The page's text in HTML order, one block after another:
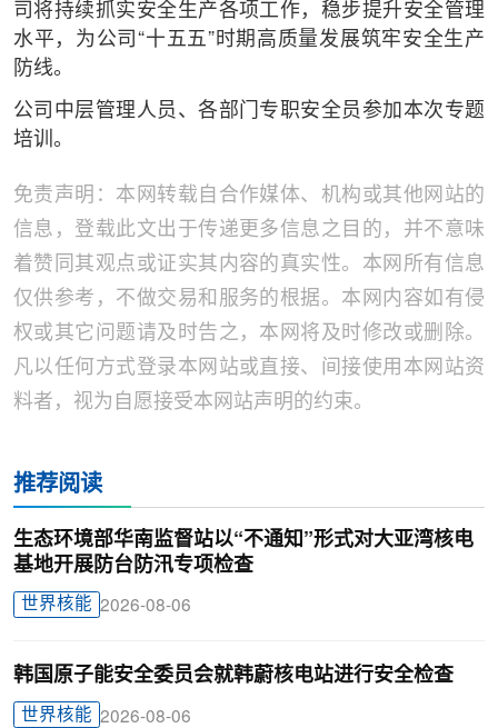
司将持续抓实安全生产各项工作，稳步提升安全管理
水平，为公司“十五五”时期高质量发展筑牢安全生产
防线。
公司中层管理人员、各部门专职安全员参加本次专题
培训。
免责声明：本网转载自合作媒体、机构或其他网站的
信息，登载此文出于传递更多信息之目的，并不意味
着赞同其观点或证实其内容的真实性。本网所有信息
仅供参考，不做交易和服务的根据。本网内容如有侵
权或其它问题请及时告之，本网将及时修改或删除。
凡以任何方式登录本网站或直接、间接使用本网站资
料者，视为自愿接受本网站声明的约束。
推荐阅读
生态环境部华南监督站以“不通知”形式对大亚湾核电
基地开展防台防汛专项检查
世界核能 2026-08-06
韩国原子能安全委员会就韩蔚核电站进行安全检查
世界核能 2026-08-06